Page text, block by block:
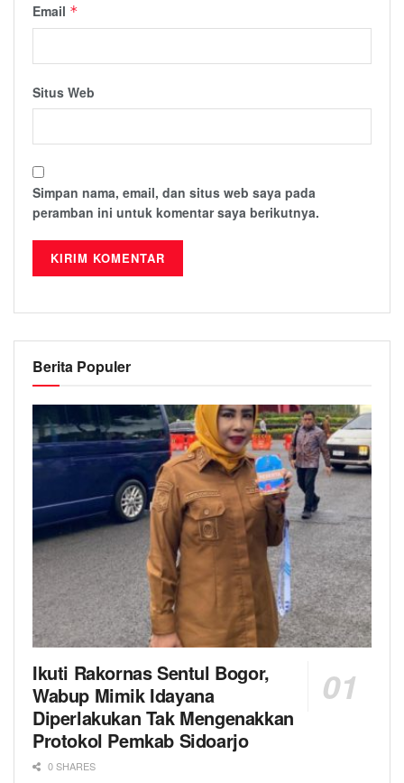
Email *
Situs Web
Simpan nama, email, dan situs web saya pada
peramban ini untuk komentar saya berikutnya.
Berita Populer
Ikuti Rakornas Sentul Bogor,
Wabup Mimik Idayana
Diperlakukan Tak Mengenakkan
Protokol Pemkab Sidoarjo
0 SHARES